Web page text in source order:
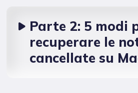
Parte 2: 5 modi
recuperare le
cancellate su